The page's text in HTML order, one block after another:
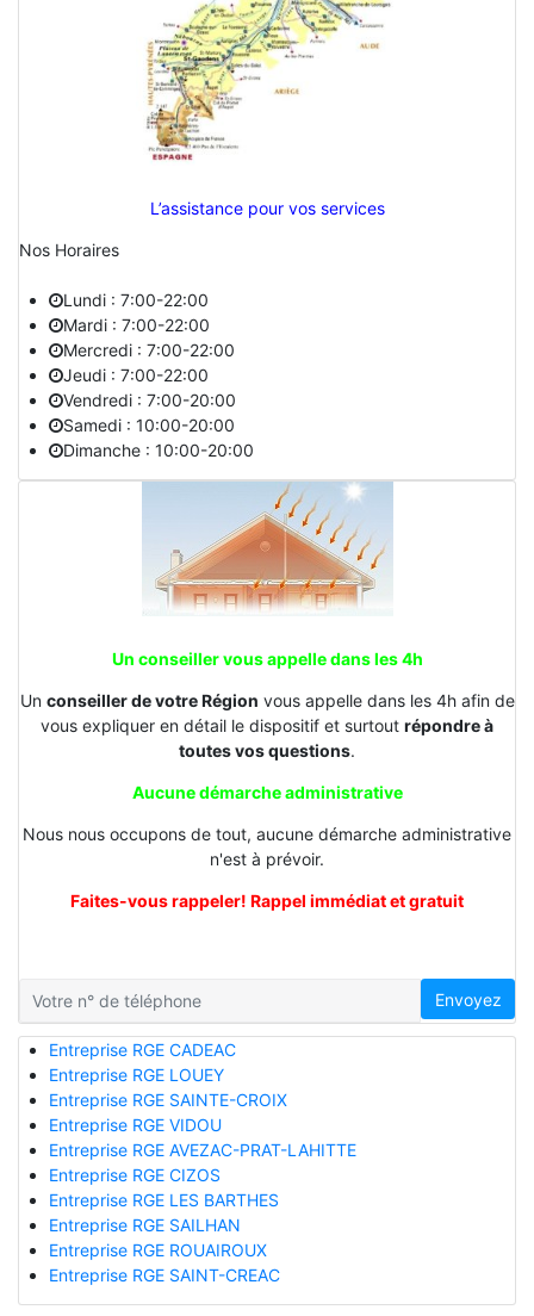
L’assistance pour vos services
Nos Horaires
Lundi : 7:00-22:00
Mardi : 7:00-22:00
Mercredi : 7:00-22:00
Jeudi : 7:00-22:00
Vendredi : 7:00-20:00
Samedi : 10:00-20:00
Dimanche : 10:00-20:00
Un conseiller vous appelle dans les 4h
Un conseiller de votre Région vous appelle dans les 4h afin de
vous expliquer en détail le dispositif et surtout répondre à
toutes vos questions.
Aucune démarche administrative
Nous nous occupons de tout, aucune démarche administrative
n'est à prévoir.
Faites-vous rappeler! Rappel immédiat et gratuit
Envoyez
Entreprise RGE CADEAC
Entreprise RGE LOUEY
Entreprise RGE SAINTE-CROIX
Entreprise RGE VIDOU
Entreprise RGE AVEZAC-PRAT-LAHITTE
Entreprise RGE CIZOS
Entreprise RGE LES BARTHES
Entreprise RGE SAILHAN
Entreprise RGE ROUAIROUX
Entreprise RGE SAINT-CREAC